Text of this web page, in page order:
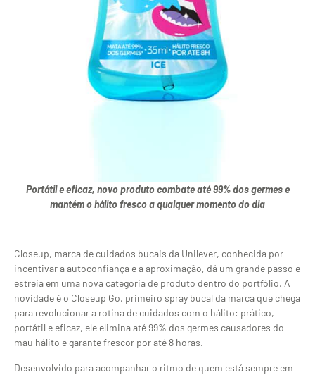
Portátil e eficaz, novo produto combate até 99% dos germes e
mantém o hálito fresco a qualquer momento do dia
Closeup, marca de cuidados bucais da Unilever, conhecida por
incentivar a autoconfiança e a aproximação, dá um grande passo e
estreia em uma nova categoria de produto dentro do portfólio. A
novidade é o Closeup Go, primeiro spray bucal da marca que chega
para revolucionar a rotina de cuidados com o hálito: prático,
portátil e eficaz, ele elimina até 99% dos germes causadores do
mau hálito e garante frescor por até 8 horas.
Desenvolvido para acompanhar o ritmo de quem está sempre em